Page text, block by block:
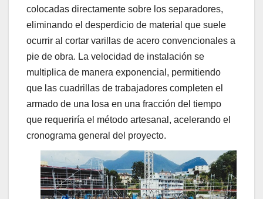
colocadas directamente sobre los separadores,
eliminando el desperdicio de material que suele
ocurrir al cortar varillas de acero convencionales a
pie de obra. La velocidad de instalación se
multiplica de manera exponencial, permitiendo
que las cuadrillas de trabajadores completen el
armado de una losa en una fracción del tiempo
que requeriría el método artesanal, acelerando el
cronograma general del proyecto.